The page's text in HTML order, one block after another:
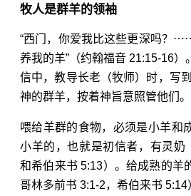
牧人是群羊的领袖
“西门，你爱我比这些更深吗？
养我的羊”（约翰福音 21:15-16）
信中，教导长老（牧师）时，写
神的群羊，按着神旨意照管他们。
喂给羊群的食物，必须是小羊和
小羊的，也就是初信者，有灵奶
和希伯来书 5:13）。给成熟的羊
哥林多前书 3:1-2， 希伯来书 5:14